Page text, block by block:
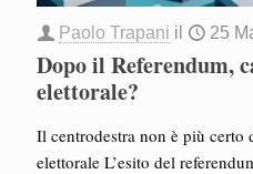
Paolo Trapani il 25
Dopo il Referendum,
elettorale?
Il centrodestra non è più certo
elettorale L’esito del